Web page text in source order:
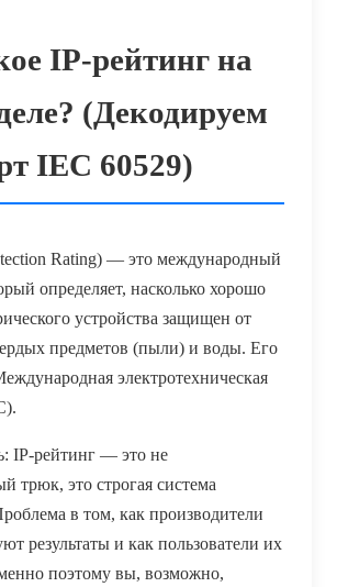
IP-рейтинг на
(Декодируем
IEC 60529)
Rating) — это международный
определяет, насколько хорошо
устройства защищен от
предметов (пыли) и воды. Его
электротехническая
IP-рейтинг — это не
трюк, это строгая система
в том, как производители
результаты и как пользователи их
поэтому вы, возможно,